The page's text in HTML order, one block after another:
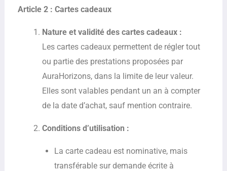
Article 2 : Cartes cadeaux
Nature et validité des cartes cadeaux :
Les cartes cadeaux permettent de régler tout
ou partie des prestations proposées par
AuraHorizons, dans la limite de leur valeur.
Elles sont valables pendant un an à compter
de la date d’achat, sauf mention contraire.
Conditions d’utilisation :
La carte cadeau est nominative, mais
transférable sur demande écrite à